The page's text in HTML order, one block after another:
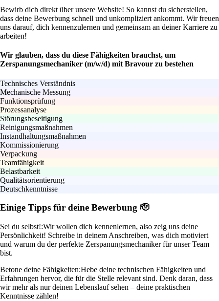
Bewirb dich direkt über unsere Website! So kannst du sicherstellen,
dass deine Bewerbung schnell und unkompliziert ankommt. Wir freuen
uns darauf, dich kennenzulernen und gemeinsam an deiner Karriere zu
arbeiten!
Wir glauben, dass du diese Fähigkeiten brauchst, um
Zerspanungsmechaniker (m/w/d) mit Bravour zu bestehen
Technisches Verständnis
Mechanische Messung
Funktionsprüfung
Prozessanalyse
Störungsbeseitigung
Reinigungsmaßnahmen
Instandhaltungsmaßnahmen
Kommissionierung
Verpackung
Teamfähigkeit
Belastbarkeit
Qualitätsorientierung
Deutschkenntnisse
Einige Tipps für deine Bewerbung 🫡
Sei du selbst!:Wir wollen dich kennenlernen, also zeig uns deine
Persönlichkeit! Schreibe in deinem Anschreiben, was dich motiviert
und warum du der perfekte Zerspanungsmechaniker für unser Team
bist.
Betone deine Fähigkeiten:Hebe deine technischen Fähigkeiten und
Erfahrungen hervor, die für die Stelle relevant sind. Denk daran, dass
wir mehr als nur deinen Lebenslauf sehen – deine praktischen
Kenntnisse zählen!